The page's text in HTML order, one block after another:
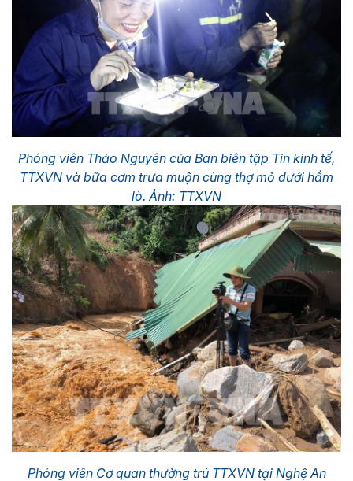
Phóng viên Thảo Nguyên của Ban biên tập Tin kinh tế,
TTXVN và bữa cơm trưa muộn cùng thợ mỏ dưới hầm
lò. Ảnh: TTXVN
Phóng viên Cơ quan thường trú TTXVN tại Nghệ An